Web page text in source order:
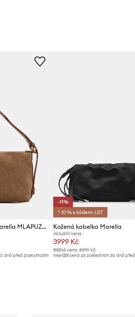
Semišová kabelka Marella MLAPUZZLE
dnů před poskytnutím
-11%
*-10 % s kódem: LST
Kožená kabelka Marella
Aktuální cena:
3999 Kč
Běžná cena: 8399 Kč
Nejnižší cena za posledních 30 dnů